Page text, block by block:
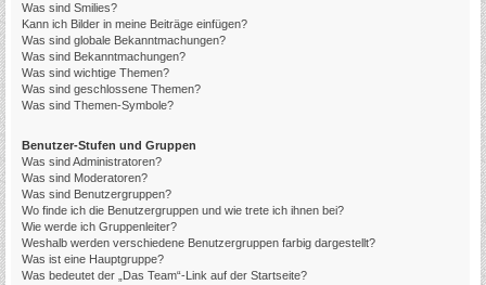
Was sind Smilies?
Kann ich Bilder in meine Beiträge einfügen?
Was sind globale Bekanntmachungen?
Was sind Bekanntmachungen?
Was sind wichtige Themen?
Was sind geschlossene Themen?
Was sind Themen-Symbole?
Benutzer-Stufen und Gruppen
Was sind Administratoren?
Was sind Moderatoren?
Was sind Benutzergruppen?
Wo finde ich die Benutzergruppen und wie trete ich ihnen bei?
Wie werde ich Gruppenleiter?
Weshalb werden verschiedene Benutzergruppen farbig dargestellt?
Was ist eine Hauptgruppe?
Was bedeutet der „Das Team“-Link auf der Startseite?